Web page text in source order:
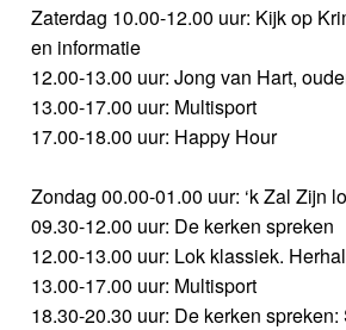
Zaterdag 10.00-12.00 uur: Kijk op
en informatie
12.00-13.00 uur: Jong van Hart,
13.00-17.00 uur: Multisport
17.00-18.00 uur: Happy Hour
Zondag 00.00-01.00 uur: ‘k Zal Zijn
09.30-12.00 uur: De kerken spreken
12.00-13.00 uur: Lok klassiek.
13.00-17.00 uur: Multisport
18.30-20.30 uur: De kerken